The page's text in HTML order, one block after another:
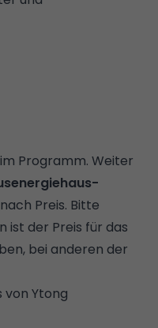
Programm. Weiter
Preis. Bitte
ist der Preis für das
bei anderen der
von Ytong